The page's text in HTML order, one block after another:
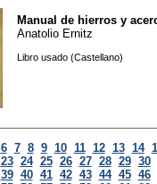
Manual de hierros y
Anatolio Ernitz
Libro usado (Castellano)
6 7 8 9 10 11 12 13 14
23 24 25 26 27 28 29 30
39 40 41 42 43 44 45 46